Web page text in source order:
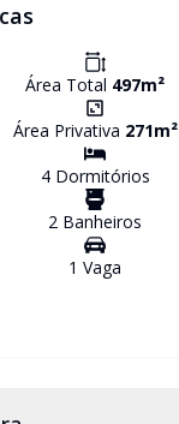
Área Total 497m²
Área Privativa 271m²
4Dormitórios
2 Banheiros
1 Vaga